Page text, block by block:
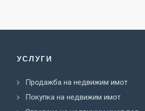
УСЛУГИ
Продажба на недвижим имот
Покупка на недвижим имот